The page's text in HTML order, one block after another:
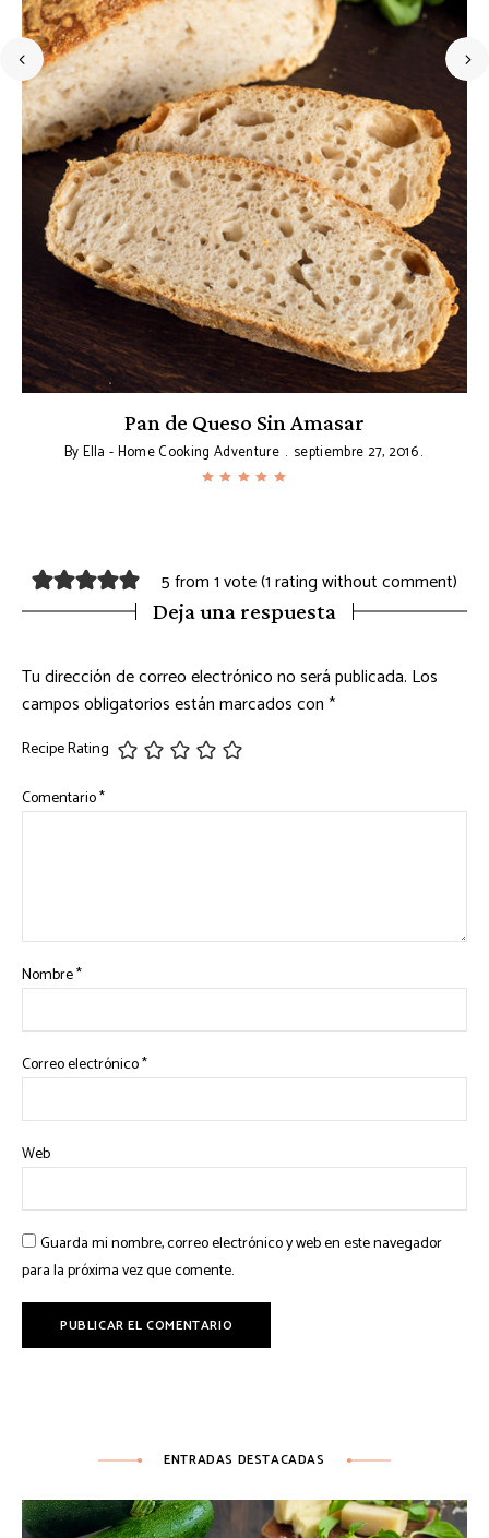
Pan de Queso Sin Amasar
ByElla - Home Cooking Adventure septiembre 27, 2016
5 from 1 vote (1 rating without comment)
Deja una respuesta
Tu dirección de correo electrónico no será publicada. Los
campos obligatorios están marcados con*
Recipe Rating
Comentario*
Nombre*
Correo electrónico*
Web
Guarda mi nombre, correo electrónico y web en este navegador
para la próxima vez que comente.
ENTRADAS DESTACADAS